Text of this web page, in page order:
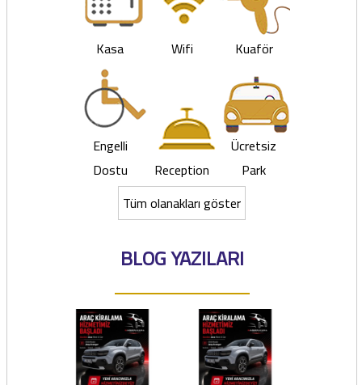
Kasa Wifi Kuaför
Engelli
Dostu
Reception
Ücretsiz
Park
Tüm olanakları göster
BLOG YAZILARI